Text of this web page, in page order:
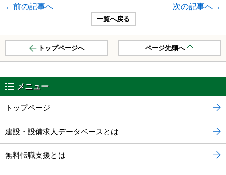
←前の記事へ 次の記事へ→
一覧へ戻る
トップページへ ページ先頭へ
メニュー
トップページ
建設・設備求人データベースとは
無料転職支援とは